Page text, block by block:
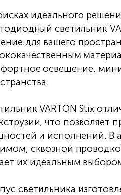
идеального
светильник
для вашего
освещение,
VARTON Stix
что позволяет
и исполнений. В
сквозной
их идеальным
светильника